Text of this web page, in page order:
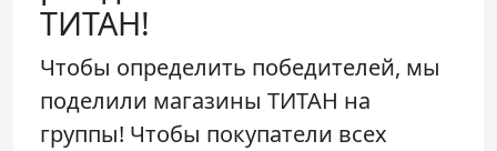
ТИТАН!
Чтобы определить победителей, мы
поделили магазины ТИТАН на
группы! Чтобы покупатели всех